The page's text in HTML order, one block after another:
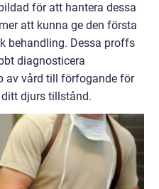
för att hantera dessa
att kunna ge den första
behandling. Dessa proffs
diagnosticera
av vård till förfogande för
djurs tillstånd.